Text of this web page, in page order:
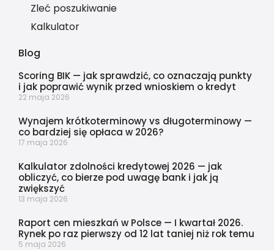
Zleć poszukiwanie
Kalkulator
Blog
Scoring BIK — jak sprawdzić, co oznaczają punkty
i jak poprawić wynik przed wnioskiem o kredyt
22 maja 2026
Wynajem krótkoterminowy vs długoterminowy —
co bardziej się opłaca w 2026?
17 maja 2026
Kalkulator zdolności kredytowej 2026 — jak
obliczyć, co bierze pod uwagę bank i jak ją
zwiększyć
13 maja 2026
Raport cen mieszkań w Polsce — I kwartał 2026.
Rynek po raz pierwszy od 12 lat taniej niż rok temu
5 maja 2026